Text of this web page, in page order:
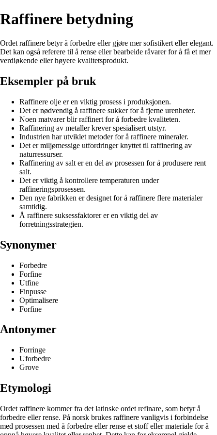
Raffinere betydning
Ordet raffinere betyr å forbedre eller gjøre mer sofistikert eller elegant.
Det kan også referere til å rense eller bearbeide råvarer for å få et mer
verdiøkende eller høyere kvalitetsprodukt.
Eksempler på bruk
Raffinere olje er en viktig prosess i produksjonen.
Det er nødvendig å raffinere sukker for å fjerne urenheter.
Noen matvarer blir raffinert for å forbedre kvaliteten.
Raffinering av metaller krever spesialisert utstyr.
Industrien har utviklet metoder for å raffinere mineraler.
Det er miljømessige utfordringer knyttet til raffinering av
naturressurser.
Raffinering av salt er en del av prosessen for å produsere rent
salt.
Det er viktig å kontrollere temperaturen under
raffineringsprosessen.
Den nye fabrikken er designet for å raffinere flere materialer
samtidig.
Å raffinere suksessfaktorer er en viktig del av
forretningsstrategien.
Synonymer
Forbedre
Forfine
Utfine
Finpusse
Optimalisere
Forfine
Antonymer
Forringe
Uforbedre
Grove
Etymologi
Ordet raffinere kommer fra det latinske ordet refinare, som betyr å
forbedre eller rense. På norsk brukes raffinere vanligvis i forbindelse
med prosessen med å forbedre eller rense et stoff eller materiale for å